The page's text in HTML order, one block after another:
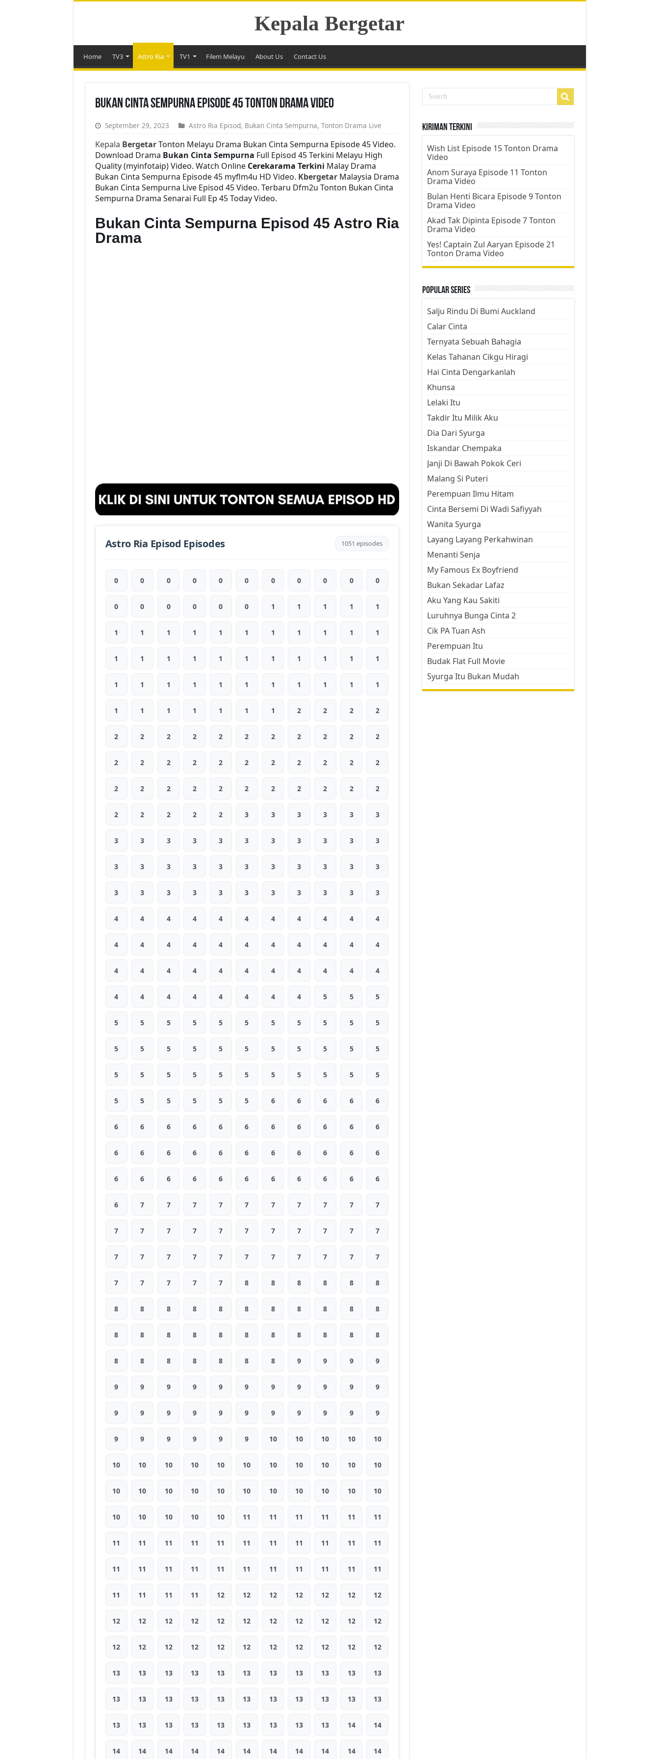
Kepala Bergetar
Home TV3 Astro Ria TV1 Filem Melayu About Us Contact Us
Bukan Cinta Sempurna Episode 45 Tonton Drama Video
September 29, 2023 Astro Ria Episod, Bukan Cinta Sempurna, Tonton Drama Live
Kepala BergetarTonton Melayu Drama Bukan Cinta Sempurna Episode 45 Video.
Download Drama Bukan Cinta Sempurna Full Episod 45 Terkini Melayu High
Quality (myinfotaip) Video. Watch Online Cerekarama Terkini Malay Drama
Bukan Cinta Sempurna Episode 45 myflm4u HD Video. KbergetarMalaysia Drama
Bukan Cinta Sempurna Live Episod 45 Video. Terbaru Dfm2u Tonton Bukan Cinta
Sempurna Drama Senarai Full Ep 45 Today Video.
Bukan Cinta Sempurna Episod 45 Astro Ria
Drama
Astro Ria Episod Episodes 1051 episodes
0 0 0 0 0 0 0 0 0 0 0
0 0 0 0 0 0 1 1 1 1 1
1 1 1 1 1 1 1 1 1 1 1
1 1 1 1 1 1 1 1 1 1 1
1 1 1 1 1 1 1 1 1 1 1
1 1 1 1 1 1 1 2 2 2 2
2 2 2 2 2 2 2 2 2 2 2
2 2 2 2 2 2 2 2 2 2 2
2 2 2 2 2 2 2 2 2 2 2
2 2 2 2 2 3 3 3 3 3 3
3 3 3 3 3 3 3 3 3 3 3
3 3 3 3 3 3 3 3 3 3 3
3 3 3 3 3 3 3 3 3 3 3
4 4 4 4 4 4 4 4 4 4 4
4 4 4 4 4 4 4 4 4 4 4
4 4 4 4 4 4 4 4 4 4 4
4 4 4 4 4 4 4 4 5 5 5
5 5 5 5 5 5 5 5 5 5 5
5 5 5 5 5 5 5 5 5 5 5
5 5 5 5 5 5 5 5 5 5 5
5 5 5 5 5 5 6 6 6 6 6
6 6 6 6 6 6 6 6 6 6 6
6 6 6 6 6 6 6 6 6 6 6
6 6 6 6 6 6 6 6 6 6 6
6 7 7 7 7 7 7 7 7 7 7
7 7 7 7 7 7 7 7 7 7 7
7 7 7 7 7 7 7 7 7 7 7
7 7 7 7 7 8 8 8 8 8 8
8 8 8 8 8 8 8 8 8 8 8
8 8 8 8 8 8 8 8 8 8 8
8 8 8 8 8 8 8 9 9 9 9
9 9 9 9 9 9 9 9 9 9 9
9 9 9 9 9 9 9 9 9 9 9
9 9 9 9 9 9 10 10 10 10 10
10 10 10 10 10 10 10 10 10 10 10
10 10 10 10 10 10 10 10 10 10 10
10 10 10 10 10 11 11 11 11 11 11
11 11 11 11 11 11 11 11 11 11 11
11 11 11 11 11 11 11 11 11 11 11
11 11 11 11 12 12 12 12 12 12 12
12 12 12 12 12 12 12 12 12 12 12
12 12 12 12 12 12 12 12 12 12 12
13 13 13 13 13 13 13 13 13 13 13
13 13 13 13 13 13 13 13 13 13 13
13 13 13 13 13 13 13 13 13 14 14
14 14 14 14 14 14 14 14 14 14 14
Kiriman Terkini
Wish List Episode 15 Tonton Drama
Video
Anom Suraya Episode 11 Tonton
Drama Video
Bulan Henti Bicara Episode 9 Tonton
Drama Video
Akad Tak Dipinta Episode 7 Tonton
Drama Video
Yes! Captain Zul Aaryan Episode 21
Tonton Drama Video
Popular Series
Salju Rindu Di Bumi Auckland
Calar Cinta
Ternyata Sebuah Bahagia
Kelas Tahanan Cikgu Hiragi
Hai Cinta Dengarkanlah
Khunsa
Lelaki Itu
Takdir Itu Milik Aku
Dia Dari Syurga
Iskandar Chempaka
Janji Di Bawah Pokok Ceri
Malang Si Puteri
Perempuan Ilmu Hitam
Cinta Bersemi Di Wadi Safiyyah
Wanita Syurga
Layang Layang Perkahwinan
Menanti Senja
My Famous Ex Boyfriend
Bukan Sekadar Lafaz
Aku Yang Kau Sakiti
Luruhnya Bunga Cinta 2
Cik PA Tuan Ash
Perempuan Itu
Budak Flat Full Movie
Syurga Itu Bukan Mudah